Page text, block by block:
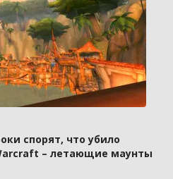
спорят, что убило
– летающие маунты